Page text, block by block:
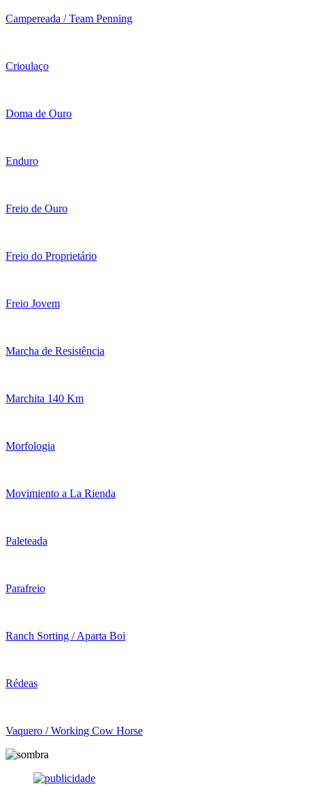
Campereada / Team Penning
Crioulaço
Doma de Ouro
Enduro
Freio de Ouro
Freio do Proprietário
Freio Jovem
Marcha de Resistência
Marchita 140 Km
Morfologia
Movimiento a La Rienda
Paleteada
Parafreio
Ranch Sorting / Aparta Boi
Rédeas
Vaquero / Working Cow Horse